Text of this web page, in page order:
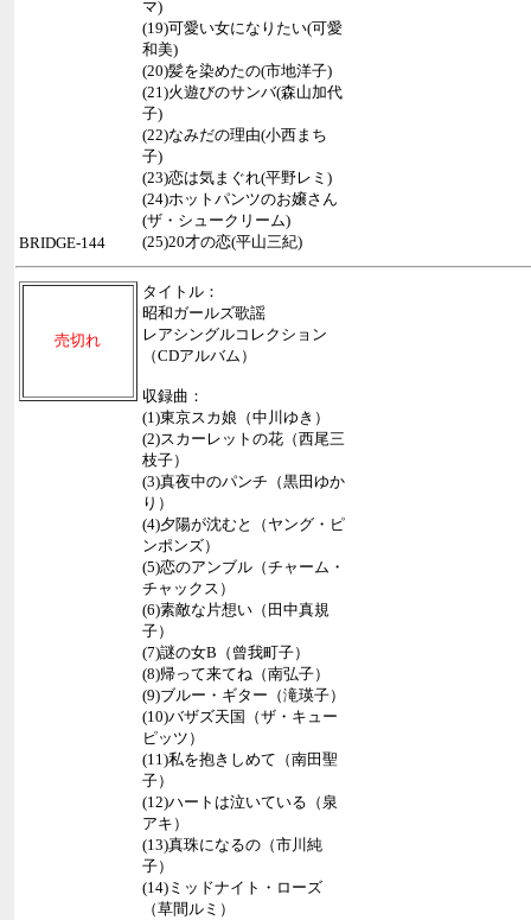
マ)
(19)可愛い女になりたい(可愛
和美)
(20)髪を染めたの(市地洋子)
(21)火遊びのサンバ(森山加代
子)
(22)なみだの理由(小西まち
子)
(23)恋は気まぐれ(平野レミ)
(24)ホットパンツのお嬢さん
(ザ・シュークリーム)
(25)20才の恋(平山三紀)
BRIDGE-144
売切れ
タイトル：
昭和ガールズ歌謡
レアシングルコレクション
（CDアルバム）
収録曲：
(1)東京スカ娘（中川ゆき）
(2)スカーレットの花（西尾三
枝子）
(3)真夜中のパンチ（黒田ゆか
り）
(4)夕陽が沈むと（ヤング・ピ
ンポンズ）
(5)恋のアンブル（チャーム・
チャックス）
(6)素敵な片想い（田中真規
子）
(7)謎の女B（曾我町子）
(8)帰って来てね（南弘子）
(9)ブルー・ギター（滝瑛子）
(10)バザズ天国（ザ・キュー
ピッツ）
(11)私を抱きしめて（南田聖
子）
(12)ハートは泣いている（泉
アキ）
(13)真珠になるの（市川純
子）
(14)ミッドナイト・ローズ
（草間ルミ）